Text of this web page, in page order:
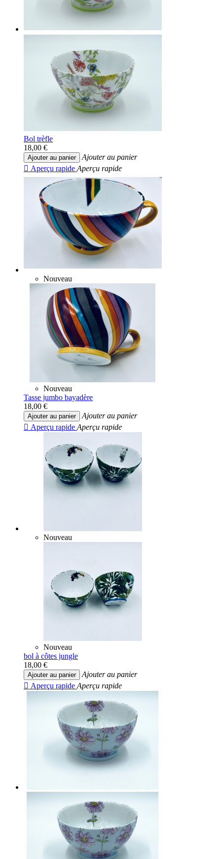
Bol trèfle
18,00 €
Ajouter au panier
Ajouter au panier
 Aperçu rapide Aperçu rapide
Nouveau
Nouveau
Tasse jumbo bayadère
18,00 €
Ajouter au panier
Ajouter au panier
 Aperçu rapide Aperçu rapide
Nouveau
Nouveau
bol à côtes jungle
18,00 €
Ajouter au panier
Ajouter au panier
 Aperçu rapide Aperçu rapide